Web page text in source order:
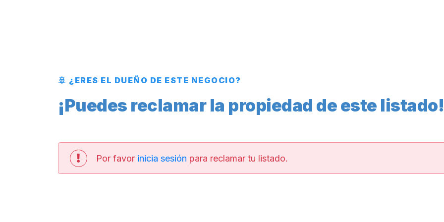
🚢 ¿ERES EL DUEÑO DE ESTE NEGOCIO?
¡Puedes reclamar la propiedad de este listado!
Por favor inicia sesión para reclamar tu listado.